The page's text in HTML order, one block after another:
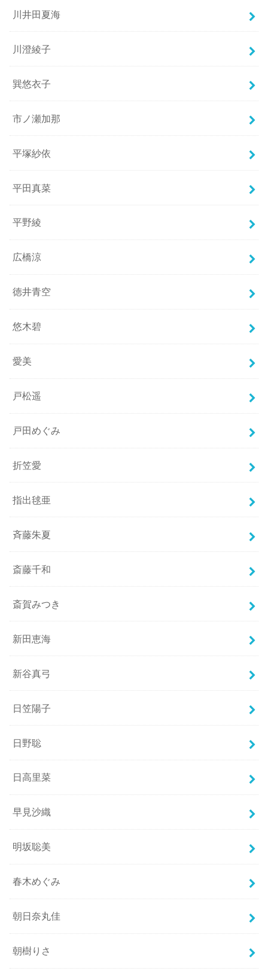
川井田夏海
川澄綾子
巽悠衣子
市ノ瀬加那
平塚紗依
平田真菜
平野綾
広橋涼
徳井青空
悠木碧
愛美
戸松遥
戸田めぐみ
折笠愛
指出毬亜
斉藤朱夏
斎藤千和
斎賀みつき
新田恵海
新谷真弓
日笠陽子
日野聡
日高里菜
早見沙織
明坂聡美
春木めぐみ
朝日奈丸佳
朝樹りさ